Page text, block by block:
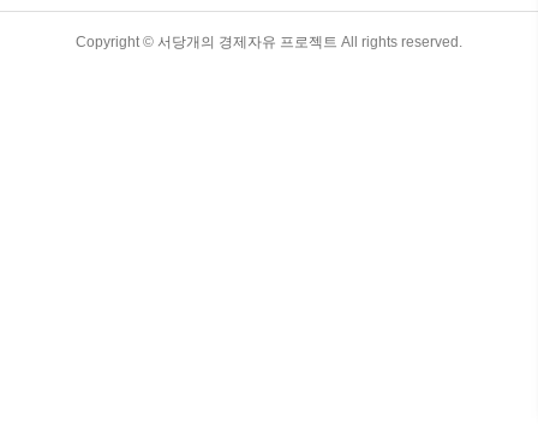
보유고란(Foreign Exchange Reserves)란?
외환보유고란 중앙은행이 보유한 외국 통
Copyright © 서당개의 경제자유 프로젝트 All rights reserved.
TistoryWhaleSkin3.4